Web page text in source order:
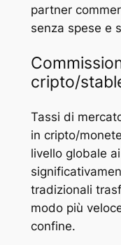
partner
senza spese e
cripto/
Tassi di
in cripto/
livello globale
tradizionali
modo più
confine.